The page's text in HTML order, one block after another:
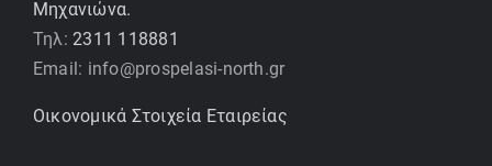
Μηχανιώνα.
Τηλ: 2311 118881
Email: info@prospelasi-north.gr
Οικονομικά Στοιχεία Εταιρείας